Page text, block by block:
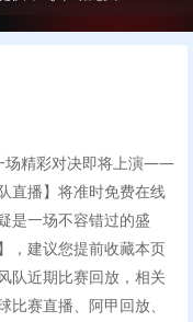
场精彩对决即将上演——
直播】将准时免费在线
是一场不容错过的盛
，建议您提前收藏本页
队近期比赛回放，相关
赛直播、阿甲回放、